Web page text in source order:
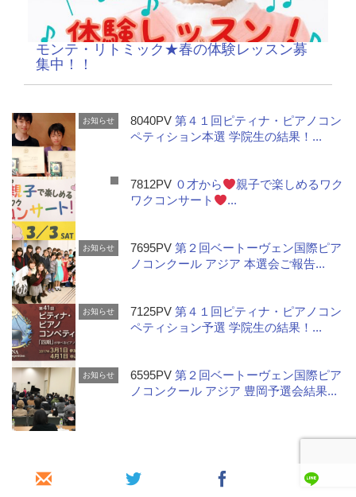
モンテ・リトミック★春の体験レッスン募
集中！！
お知らせ 8040PV第４１回ピティナ・ピアノコン
ペティション本選 学院生の結果！...
7812PV ０才から
親子で楽しめるワク
ワクコンサート
...
お知らせ 7695PV第２回ベートーヴェン国際ピア
ノコンクール アジア 本選会ご報告...
お知らせ 7125PV第４１回ピティナ・ピアノコン
ペティション予選 学院生の結果！...
お知らせ 6595PV第２回ベートーヴェン国際ピア
ノコンクール アジア 豊岡予選会結果...